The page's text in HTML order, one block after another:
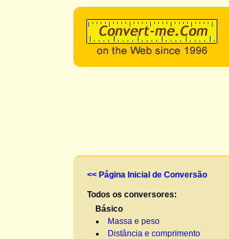
<< Página Inicial de Conversão
Todos os conversores:
Básico
Massa e peso
Distância e comprimento